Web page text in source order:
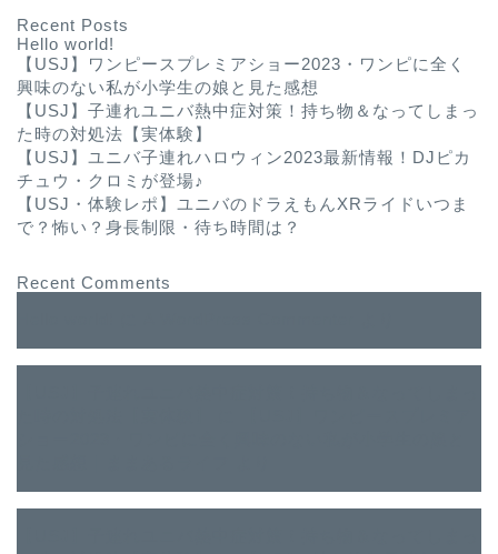
Recent Posts
Hello world!
【USJ】ワンピースプレミアショー2023・ワンピに全く
興味のない私が小学生の娘と見た感想
【USJ】子連れユニバ熱中症対策！持ち物＆なってしまっ
た時の対処法【実体験】
【USJ】ユニバ子連れハロウィン2023最新情報！DJピカ
チュウ・クロミが登場♪
【USJ・体験レポ】ユニバのドラえもんXRライドいつま
で？怖い？身長制限・待ち時間は？
Recent Comments